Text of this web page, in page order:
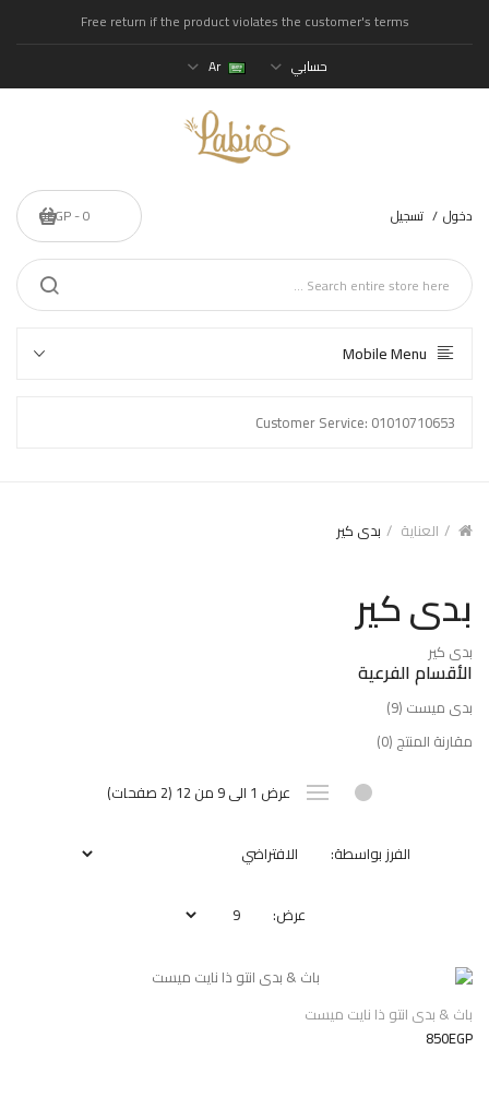
Free return if the product violates the customer's terms
حسابي
Ar
دخول تسجيل 0 - 0EGP
Mobile Menu
Customer Service: 01010710653
العناية بدى كير
بدى كير
بدى كير
الأقسام الفرعية
بدى ميست (9)
مقارنة المنتج (0)
عرض 1 الى 9 من 12 (2 صفحات)
الفرز بواسطة:
عرض:
باث & بدى انتو ذا نايت ميست
850EGP